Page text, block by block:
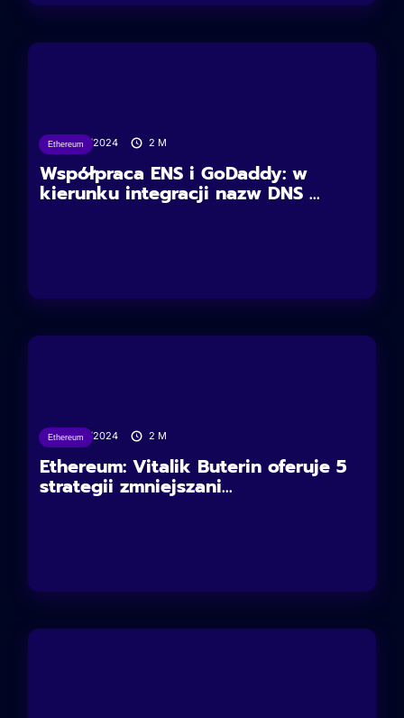
Ethereum
06/02/2024 2 M
Współpraca ENS i GoDaddy: w
kierunku integracji nazw DNS ...
Ethereum
06/02/2024 2 M
Ethereum: Vitalik Buterin oferuje 5
strategii zmniejszani...